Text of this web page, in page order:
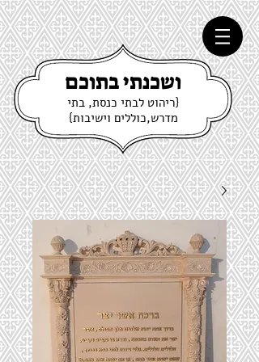
ושכנתי בתוכם
{ריהוט לבתי כנסת, בתי
מדרש,כוללים וישיבות}